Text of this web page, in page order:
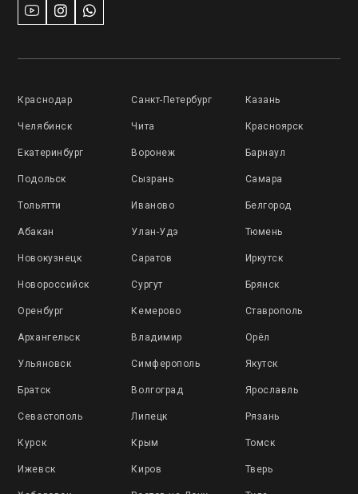
Краснодар Санкт-Петербург Казань
Челябинск Чита Красноярск
Екатеринбург Воронеж Барнаул
Подольск Сызрань Самара
Тольятти Иваново Белгород
Абакан Улан-Удэ Тюмень
Новокузнецк Саратов Иркутск
Новороссийск Сургут Брянск
Оренбург Кемерово Ставрополь
Архангельск Владимир Орёл
Ульяновск Симферополь Якутск
Братск Волгоград Ярославль
Севастополь Липецк Рязань
Курск Крым Томск
Ижевск Киров Тверь